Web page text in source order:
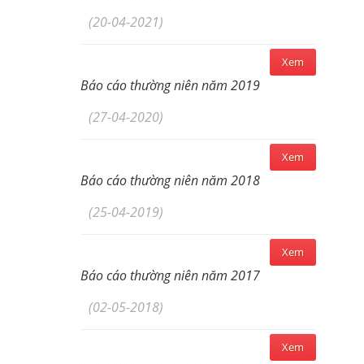
(20-04-2021)
Xem
Báo cáo thường niên năm 2019
(27-04-2020)
Xem
Báo cáo thường niên năm 2018
(25-04-2019)
Xem
Báo cáo thường niên năm 2017
(02-05-2018)
Xem